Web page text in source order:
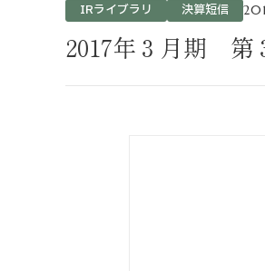
IRライブラリ 決算短信
2017年３月期 第